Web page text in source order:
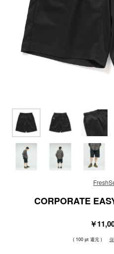
CORPORATE
￥
( 100 pt 還元 )